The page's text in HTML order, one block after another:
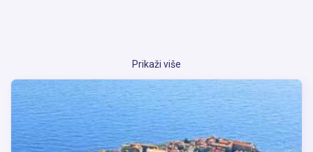
Prikaži više